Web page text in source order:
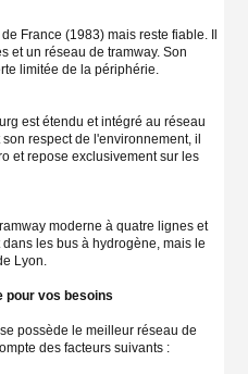
France (1983) mais reste fiable. Il
et un réseau de tramway. Son
limitée de la périphérie.
est étendu et intégré au réseau
respect de l'environnement, il
et repose exclusivement sur les
moderne à quatre lignes et
les bus à hydrogène, mais le
Lyon.
pour vos besoins
possède le meilleur réseau de
des facteurs suivants :